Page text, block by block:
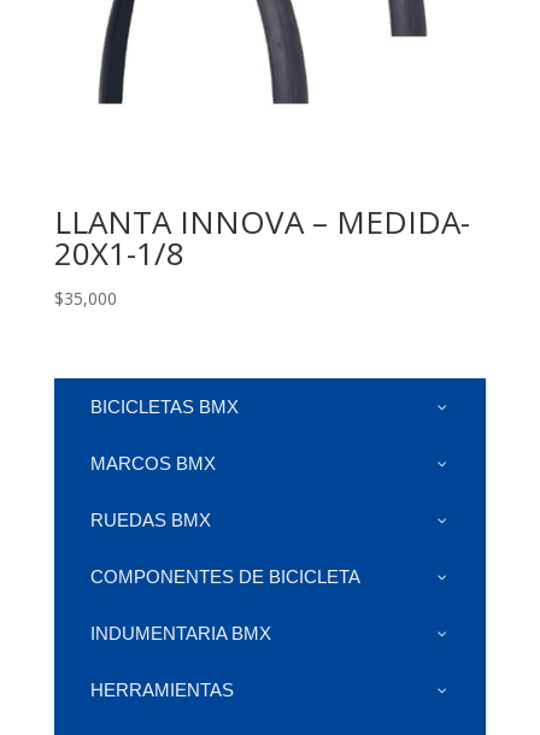
LLANTA INNOVA – MEDIDA-
20X1-1/8
$35,000
BICICLETAS BMX
MARCOS BMX
RUEDAS BMX
COMPONENTES DE BICICLETA
INDUMENTARIA BMX
HERRAMIENTAS